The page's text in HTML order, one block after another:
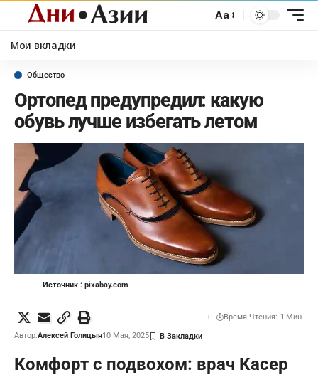
Aa
Мои вкладки
Общество
Ортопед предупредил: какую
обувь лучше избегать летом
Источник : pixabay.com
Автор:Алексей Голицын10 Мая, 2025
Время Чтения: 1 Мин.
Комфорт с подвохом: врач Касер